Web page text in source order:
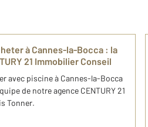
à Cannes-la-Bocca : ​la
21 Immobilier Conseil
avec piscine à Cannes-la-Bocca
de notre agence CENTURY 21
Tonner.